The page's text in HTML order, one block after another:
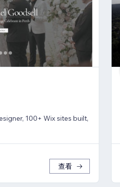
100+ Wix sites built,
查看